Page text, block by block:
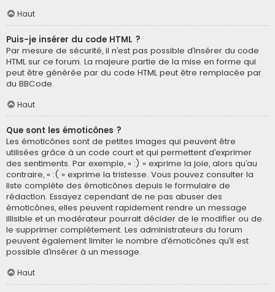
Haut
Puis-je insérer du code HTML ?
Par mesure de sécurité, il n’est pas possible d’insérer du code
HTML sur ce forum. La majeure partie de la mise en forme qui
peut être générée par du code HTML peut être remplacée par
du BBCode.
Haut
Que sont les émoticônes ?
Les émoticônes sont de petites images qui peuvent être
utilisées grâce à un code court et qui permettent d’exprimer
des sentiments. Par exemple, « :) » exprime la joie, alors qu’au
contraire, « :( » exprime la tristesse. Vous pouvez consulter la
liste complète des émoticônes depuis le formulaire de
rédaction. Essayez cependant de ne pas abuser des
émoticônes, elles peuvent rapidement rendre un message
illisible et un modérateur pourrait décider de le modifier ou de
le supprimer complètement. Les administrateurs du forum
peuvent également limiter le nombre d’émoticônes qu’il est
possible d’insérer à un message.
Haut